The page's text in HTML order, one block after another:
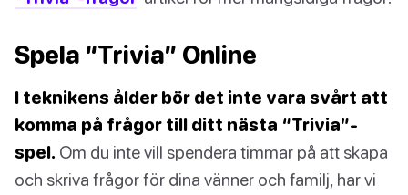
Spela “Trivia” Online
I teknikens ålder bör det inte vara svårt att
komma på frågor till ditt nästa “Trivia”-
spel. Om du inte vill spendera timmar på att skapa
och skriva frågor för dina vänner och familj, har vi